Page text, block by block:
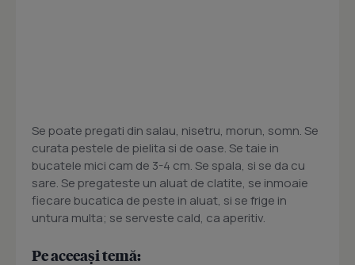
Se poate pregati din salau, nisetru, morun, somn. Se
curata pestele de pielita si de oase. Se taie in
bucatele mici cam de 3-4 cm. Se spala, si se da cu
sare. Se pregateste un aluat de clatite, se inmoaie
fiecare bucatica de peste in aluat, si se frige in
untura multa; se serveste cald, ca aperitiv.
Pe aceeași temă: